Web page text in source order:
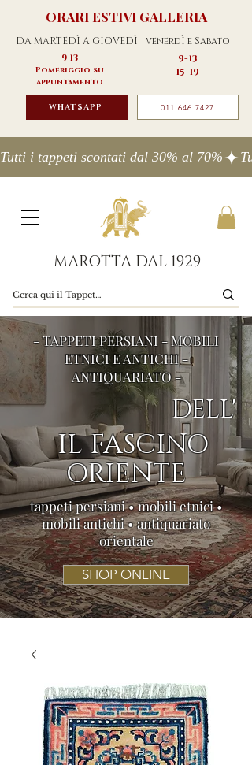
ORARI ESTIVI GALLERIA
DA MARTEDÌ A GIOVEDÌ venerdÌ e Sabato
9-13
Pomeriggio su
appuntamento
9-13
15-19
WHATSAPP 011 646 7427
Tutti i tappeti scontati dal 30% al 70%
MAROTTA DAL 1929
- TAPPETI PERSIANI - MOBILI
ETNICI E ANTICHI -
ANTIQUARIATO -
DELL'
IL FASCINO
ORIENTE
tappeti persiani • mobili etnici •
mobili antichi • antiquariato
orientale
SHOP ONLINE